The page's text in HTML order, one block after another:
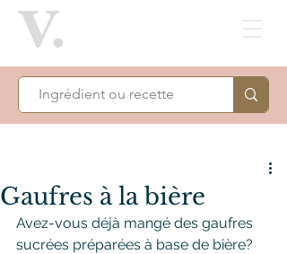
Gaufres à la bière
Avez-vous déjà mangé des gaufres
sucrées préparées à base de bière?